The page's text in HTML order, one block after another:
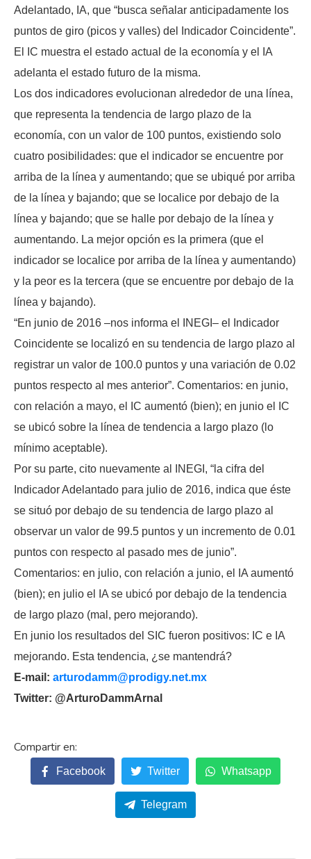
Adelantado, IA, que “busca señalar anticipadamente los
puntos de giro (picos y valles) del Indicador Coincidente”.
El IC muestra el estado actual de la economía y el IA
adelanta el estado futuro de la misma.
Los dos indicadores evolucionan alrededor de una línea,
que representa la tendencia de largo plazo de la
economía, con un valor de 100 puntos, existiendo solo
cuatro posibilidades: que el indicador se encuentre por
arriba de la línea y aumentando; que se ubiqué por arriba
de la línea y bajando; que se localice por debajo de la
línea y bajando; que se halle por debajo de la línea y
aumentando. La mejor opción es la primera (que el
indicador se localice por arriba de la línea y aumentando)
y la peor es la tercera (que se encuentre por debajo de la
línea y bajando).
“En junio de 2016 –nos informa el INEGI– el Indicador
Coincidente se localizó en su tendencia de largo plazo al
registrar un valor de 100.0 puntos y una variación de 0.02
puntos respecto al mes anterior”. Comentarios: en junio,
con relación a mayo, el IC aumentó (bien); en junio el IC
se ubicó sobre la línea de tendencia a largo plazo (lo
mínimo aceptable).
Por su parte, cito nuevamente al INEGI, “la cifra del
Indicador Adelantado para julio de 2016, indica que éste
se situó por debajo de su tendencia de largo plazo al
observar un valor de 99.5 puntos y un incremento de 0.01
puntos con respecto al pasado mes de junio”.
Comentarios: en julio, con relación a junio, el IA aumentó
(bien); en julio el IA se ubicó por debajo de la tendencia
de largo plazo (mal, pero mejorando).
En junio los resultados del SIC fueron positivos: IC e IA
mejorando. Esta tendencia, ¿se mantendrá?
E-mail: arturodamm@prodigy.net.mx
Twitter: @ArturoDammArnal
Facebook Twitter Whatsapp
Telegram